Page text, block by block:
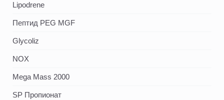
Lipodrene
Пептид PEG MGF
Glycoliz
NOX
Mega Mass 2000
SP Пропионат